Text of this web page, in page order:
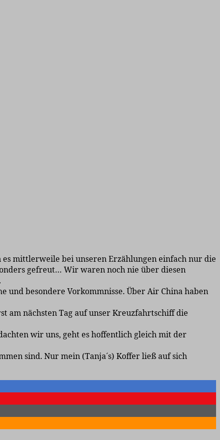
mittlerweile bei unseren Erzählungen einfach nur die
gefreut… Wir waren noch nie über diesen
und besondere Vorkommnisse. Über Air China haben
am nächsten Tag auf unser Kreuzfahrtschiff die
wir uns, geht es hoffentlich gleich mit der
sind. Nur mein (Tanja´s) Koffer ließ auf sich